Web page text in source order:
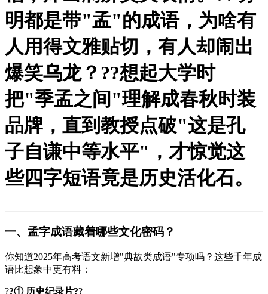
明都是带"孟"的成语，为啥有
人用得文雅贴切，有人却闹出
爆笑乌龙？??想起大学时
把"季孟之间"理解成春秋时装
品牌，直到教授点破"这是孔
子自谦中等水平"，才惊觉这
些四字短语竟是历史活化石。
一、孟字成语藏着哪些文化密码？
你知道2025年高考语文新增"典故类成语"专项吗？这些千年成
语比想象中更有料：
??① 历史纪录片??